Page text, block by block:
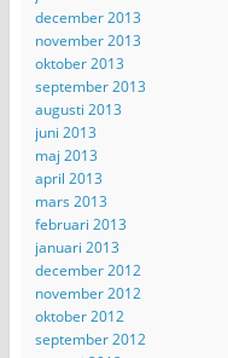
december 2013
november 2013
oktober 2013
september 2013
augusti 2013
juni 2013
maj 2013
april 2013
mars 2013
februari 2013
januari 2013
december 2012
november 2012
oktober 2012
september 2012